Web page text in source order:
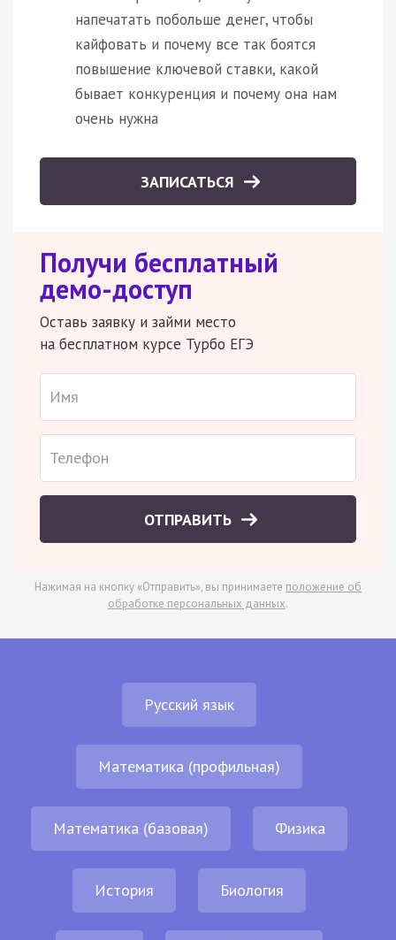
напечатать побольше денег, чтобы
кайфовать и почему все так боятся
повышение ключевой ставки, какой
бывает конкуренция и почему она нам
очень нужна
ЗАПИСАТЬСЯ
Получи бесплатный
демо-доступ
Оставь заявку и займи место
на бесплатном курсе Турбо ЕГЭ
ОТПРАВИТЬ
Нажимая на кнопку «Отправить», вы принимаете положение об
обработке персональных данных.
Русский язык
Математика (профильная)
Математика (базовая) Физика
История Биология